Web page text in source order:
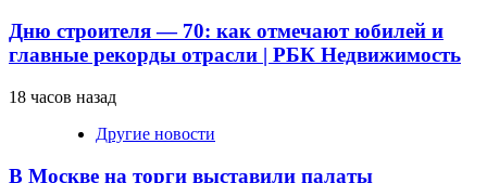
Дню строителя — 70: как отмечают юбилей и
главные рекорды отрасли | РБК Недвижимость
18 часов назад
Другие новости
В Москве на торги выставили палаты